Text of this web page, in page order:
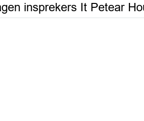
insprekers It Petear